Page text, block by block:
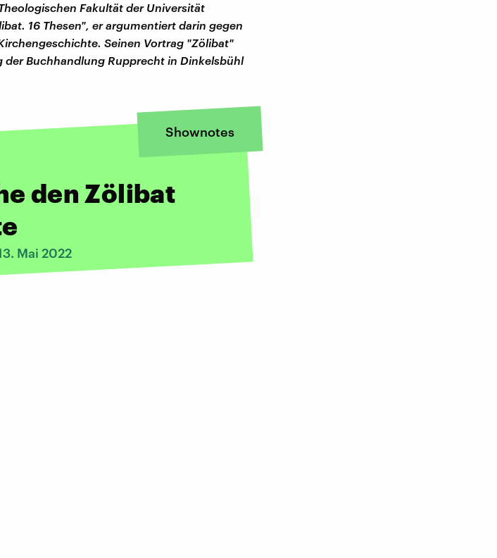
Fakultät der Universität
16 Thesen", er argumentiert darin gegen
Seinen Vortrag "Zölibat"
der Buchhandlung Rupprecht in Dinkelsbühl
Shownotes
den Zölibat
Mai 2022